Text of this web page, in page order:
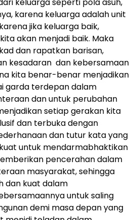
karena keluarga adalah unit
jika keluarga baik,
akan menjadi baik. Maka
dan rapatkan barisan,
kesadaran dan kebersamaan
kita benar-benar menjadikan
garda terdepan dalam
dan untuk perubahan
setiap gerakan kita
dan terbuka dengan
dan tutur kata yang
untuk mendarmabhaktikan
pencerahan dalam
masyarakat, sehingga
dan kuat dalam
untuk saling
demi masa depan yang